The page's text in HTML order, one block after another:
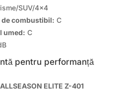
SUV/4×4
combustibil: C
umed: C
pentru performanță
ELITE Z-401